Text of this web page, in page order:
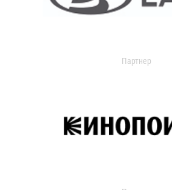
Партнер